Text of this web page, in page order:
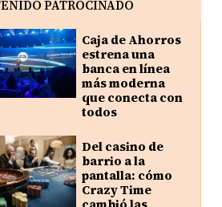
PATROCINADO
Caja de Ahorros
estrena una
banca en línea
más moderna
que conecta con
todos
Del casino de
barrio a la
pantalla: cómo
Crazy Time